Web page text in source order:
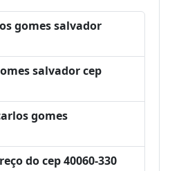
gomes salvador
salvador cep
gomes
do cep 40060-330